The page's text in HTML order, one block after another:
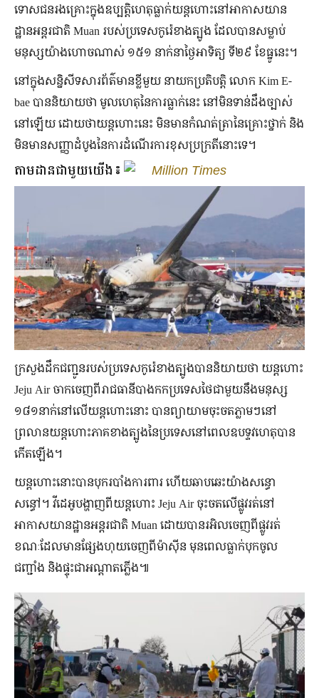
ទោសជនរងគ្រោះក្នុងឧប្បត្តិហេតុធ្លាក់យន្តហោះនៅអាកាសយាន
ដ្ឋានអន្តរជាតិ Muan របស់ប្រទេសកូរ៉េខាងត្បូង ដែលបានសម្លាប់
មនុស្សយ៉ាងហោចណាស់ ១៥១ នាក់នាថ្ងៃអាទិត្យ ទី២៩ ខែធ្នូនេះ។
នៅក្នុងសន្និសីទសារព័ត៌មានខ្លីមួយ នាយកប្រតិបត្តិ លោក Kim E-
bae បាននិយាយថា មូលហេតុនៃការធ្លាក់នេះ នៅមិនទាន់ដឹងច្បាស់
នៅឡើយ ដោយថាយន្តហោះនេះ មិនមានកំណត់ត្រានៃគ្រោះថ្នាក់ និង
មិនមានសញ្ញាដំបូងនៃការដំណើរការខុសប្រក្រតីនោះទេ។
តាមដានជាមួយយើង៖ Million Times
ក្រសួងដឹកជញ្ជូនរបស់ប្រទេសកូរ៉េខាងត្បូងបាននិយាយថា យន្តហោះ
Jeju Air ចាកចេញពីរាជធានីបាងកកប្រទេសថៃជាមួយនឹងមនុស្ស
១៨១នាក់នៅលើយន្តហោះនោះ បានព្យាយាមចុះចតភ្លាមៗនៅ
ព្រលានយន្តហោះភាគខាងត្បូងនៃប្រទេសនៅពេលឧបទ្ទវហេតុបាន
កើតឡើង។
យន្តហោះ​នោះ​បាន​បុក​របាំង​ការពារ ហើយ​ឆាបឆេះ​យ៉ាង​សន្ធោ
សន្ធៅ។ វីដេអូបង្ហាញពីយន្តហោះ Jeju Air ចុះចតលើផ្លូវរត់នៅ
អាកាសយានដ្ឋានអន្តរជាតិ Muan ដោយបានរអិលចេញពីផ្លូវរត់
ខណៈដែលមានផ្សែងហុយចេញពីម៉ាស៊ីន មុនពេលធ្លាក់បុកចូល
ជញ្ជាំង និងផ្ទុះជាអណ្តាតភ្លើង៕